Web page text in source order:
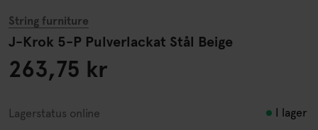
String furniture
J-Krok 5-P Pulverlackat Stål Beige
263,75 kr
Lagerstatus online I lager